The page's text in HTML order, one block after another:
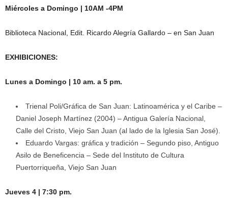
Miércoles a Domingo | 10AM -4PM
Biblioteca Nacional, Edit. Ricardo Alegría Gallardo – en San Juan
EXHIBICIONES:
Lunes a Domingo | 10 am. a 5 pm.
Trienal Poli/Gráfica de San Juan: Latinoamérica y el Caribe –
Daniel Joseph Martínez (2004) – Antigua Galería Nacional,
Calle del Cristo, Viejo San Juan (al lado de la Iglesia San José).
Eduardo Vargas: gráfica y tradición – Segundo piso, Antiguo
Asilo de Beneficencia – Sede del Instituto de Cultura
Puertorriqueña, Viejo San Juan
Jueves 4 | 7:30 pm.